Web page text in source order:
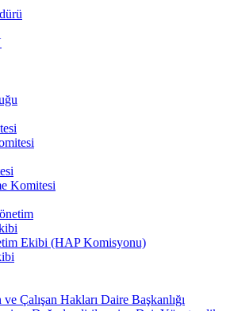
Komitesi
Ekibi (HAP Komisyonu)
Çalışan Hakları Daire Başkanlığı